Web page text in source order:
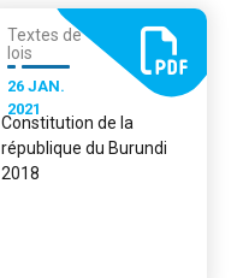
Textes de
lois
26 JAN.
2021
Constitution de la
république du Burundi
2018